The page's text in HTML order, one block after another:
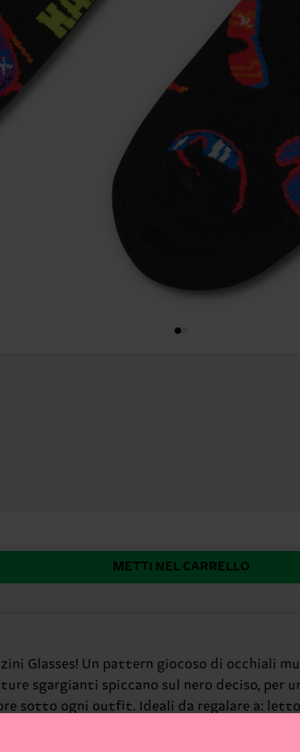
METTI NEL CARRELLO
Glasses! Un pattern giocoso di occhiali
sgargianti spiccano sul nero deciso, per
sotto ogni outfit. Ideali da regalare a: